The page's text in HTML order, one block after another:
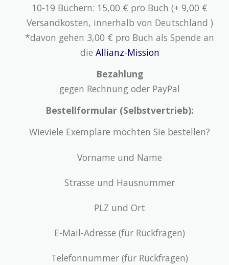
10-19 Büchern: 15,00 € pro Buch (+ 9,00 €
Versandkosten, innerhalb von Deutschland )
*davon gehen 3,00 € pro Buch als Spende an
die Allianz-Mission
Bezahlung
gegen Rechnung oder PayPal
Bestellformular (Selbstvertrieb):
Wieviele Exemplare möchten Sie bestellen?
Vorname und Name
Strasse und Hausnummer
PLZ und Ort
E-Mail-Adresse (für Rückfragen)
Telefonnummer (für Rückfragen)